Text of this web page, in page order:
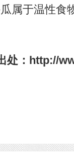
于温性食
处：http://